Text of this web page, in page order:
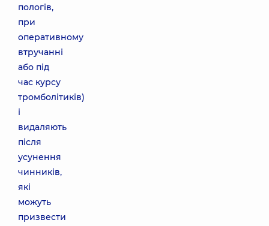
пологів,
при
оперативному
втручанні
або під
час курсу
тромболітиків)
і
видаляють
після
усунення
чинників,
які
можуть
призвести